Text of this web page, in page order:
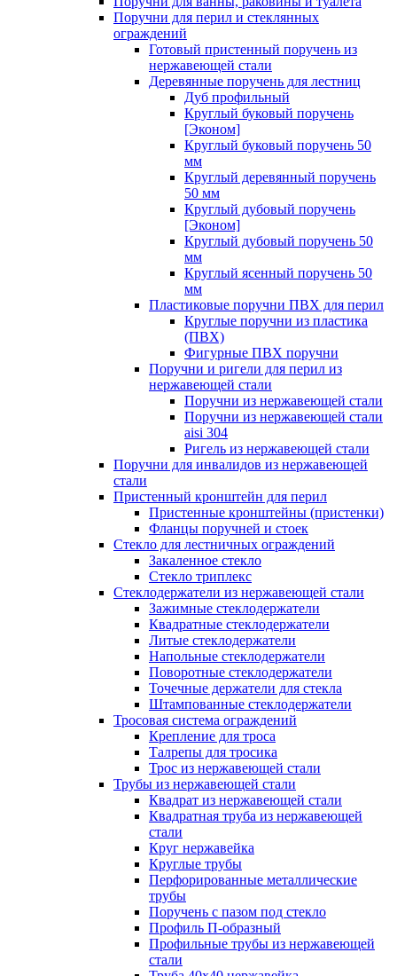
Поручни для перил и стеклянных
ограждений
Готовый пристенный поручень из
нержавеющей стали
Деревянные поручень для лестниц
Дуб профильный
Круглый буковый поручень
[Эконом]
Круглый буковый поручень 50
мм
Круглый деревянный поручень
50 мм
Круглый дубовый поручень
[Эконом]
Круглый дубовый поручень 50
мм
Круглый ясенный поручень 50
мм
Пластиковые поручни ПВХ для перил
Круглые поручни из пластика
(ПВХ)
Фигурные ПВХ поручни
Поручни и ригели для перил из
нержавеющей стали
Поручни из нержавеющей стали
Поручни из нержавеющей стали
aisi 304
Ригель из нержавеющей стали
Поручни для инвалидов из нержавеющей
стали
Пристенный кронштейн для перил
Пристенные кронштейны (пристенки)
Фланцы поручней и стоек
Стекло для лестничных ограждений
Закаленное стекло
Стекло триплекс
Стеклодержатели из нержавеющей стали
Зажимные стеклодержатели
Квадратные стеклодержатели
Литые стеклодержатели
Напольные стеклодержатели
Поворотные стеклодержатели
Точечные держатели для стекла
Штампованные стеклодержатели
Тросовая система ограждений
Крепление для троса
Талрепы для тросика
Трос из нержавеющей стали
Трубы из нержавеющей стали
Квадрат из нержавеющей стали
Квадратная труба из нержавеющей
стали
Круг нержавейка
Круглые трубы
Перфорированные металлические
трубы
Поручень с пазом под стекло
Профиль П-образный
Профильные трубы из нержавеющей
стали